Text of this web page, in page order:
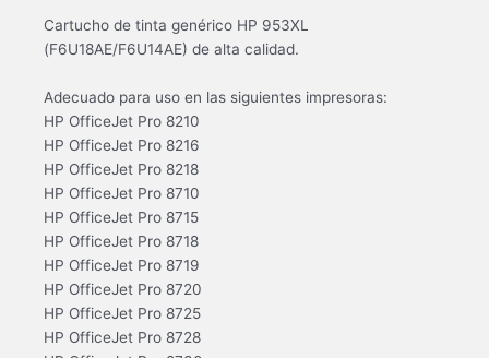
Cartucho de tinta genérico HP 953XL
(F6U18AE/F6U14AE) de alta calidad.
Adecuado para uso en las siguientes impresoras:
HP OfficeJet Pro 8210
HP OfficeJet Pro 8216
HP OfficeJet Pro 8218
HP OfficeJet Pro 8710
HP OfficeJet Pro 8715
HP OfficeJet Pro 8718
HP OfficeJet Pro 8719
HP OfficeJet Pro 8720
HP OfficeJet Pro 8725
HP OfficeJet Pro 8728